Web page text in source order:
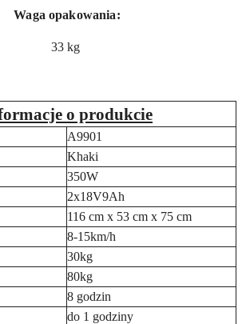
Waga opakowania:
33 kg
o produkcie
A9901
Khaki
350W
2x18V9Ah
116 cm x 53 cm x 75 cm
8-15km/h
30kg
80kg
8 godzin
do 1 godziny